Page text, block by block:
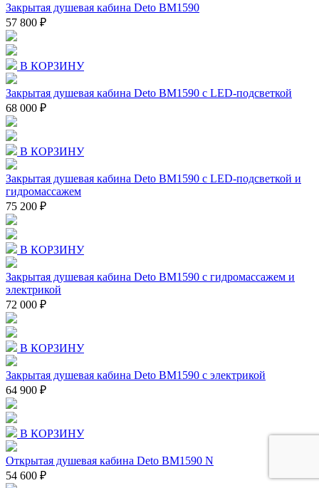
Закрытая душевая кабина Deto BM1590
57 800 ₽
В КОРЗИНУ
Закрытая душевая кабина Deto BM1590 с LED-подсветкой
68 000 ₽
В КОРЗИНУ
Закрытая душевая кабина Deto BM1590 с LED-подсветкой и
гидромассажем
75 200 ₽
В КОРЗИНУ
Закрытая душевая кабина Deto BM1590 с гидромассажем и
электрикой
72 000 ₽
В КОРЗИНУ
Закрытая душевая кабина Deto BM1590 с электрикой
64 900 ₽
В КОРЗИНУ
Открытая душевая кабина Deto BM1590 N
54 600 ₽